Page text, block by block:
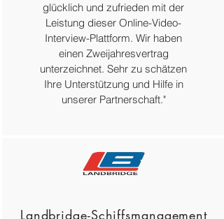
glücklich und zufrieden mit der
Leistung dieser Online-Video-
Interview-Plattform. Wir haben
einen Zweijahresvertrag
unterzeichnet. Sehr zu schätzen
Ihre Unterstützung und Hilfe in
unserer Partnerschaft."
Landbridge-Schiffsmanagement